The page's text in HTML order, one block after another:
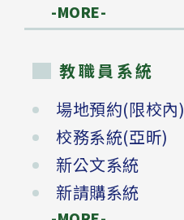
-MORE-
教職員系統
場地預約(限校內)
校務系統(亞昕)
新公文系統
新請購系統